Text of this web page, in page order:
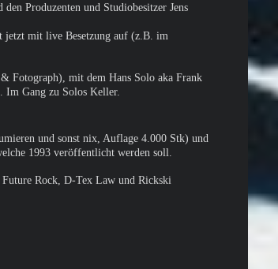
Produzenten und Studiobesitzer Jens
jetzt mit live Besetzung auf (z.B. im
Fotograph), mit dem Hans Solo aka Frank
Im Gang zu Solos Keller.
und sonst nix, Auflage 4.000 Stk) und
1993 veröffentlicht werden soll.
Rock, D-Tex Law und Rickski